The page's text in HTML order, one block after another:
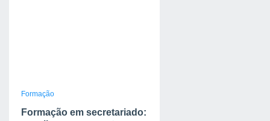
Formação
Formação em secretariado: